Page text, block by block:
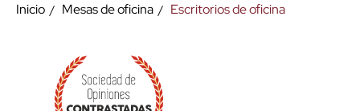
Inicio Mesas de oficina Escritorios de oficina